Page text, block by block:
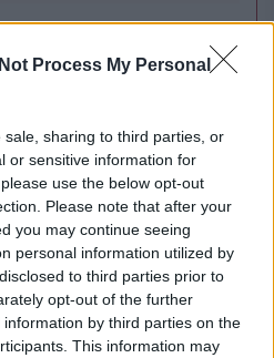
Process My Personal
sharing to third parties, or
or sensitive information for
use the below opt-out
Please note that after your
you may continue seeing
personal information utilized by
to third parties prior to
opt-out of the further
by third parties on the
This information may
SPORT
la EuroBasket U16.
cu 75-73